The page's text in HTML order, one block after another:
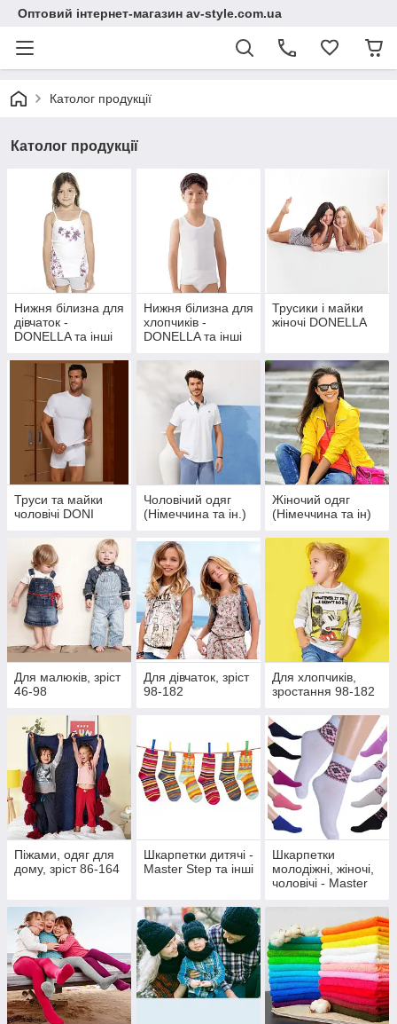
Оптовий інтернет-магазин av-style.com.ua
Католог продукції
Католог продукції
Нижня білизна для
дівчаток -
DONELLA та інші
Нижня білизна для
хлопчиків -
DONELLA та інші
Трусики і майки
жіночі DONELLA
Труси та майки
чоловічі DONI
Чоловічий одяг
(Німеччина та ін.)
Жіночий одяг
(Німеччина та ін)
Для малюків, зріст
46-98
Для дівчаток, зріст
98-182
Для хлопчиків,
зростання 98-182
Піжами, одяг для
дому, зріст 86-164
Шкарпетки дитячі -
Master Step та інші
Шкарпетки
молодіжні, жіночі,
чоловічі - Master